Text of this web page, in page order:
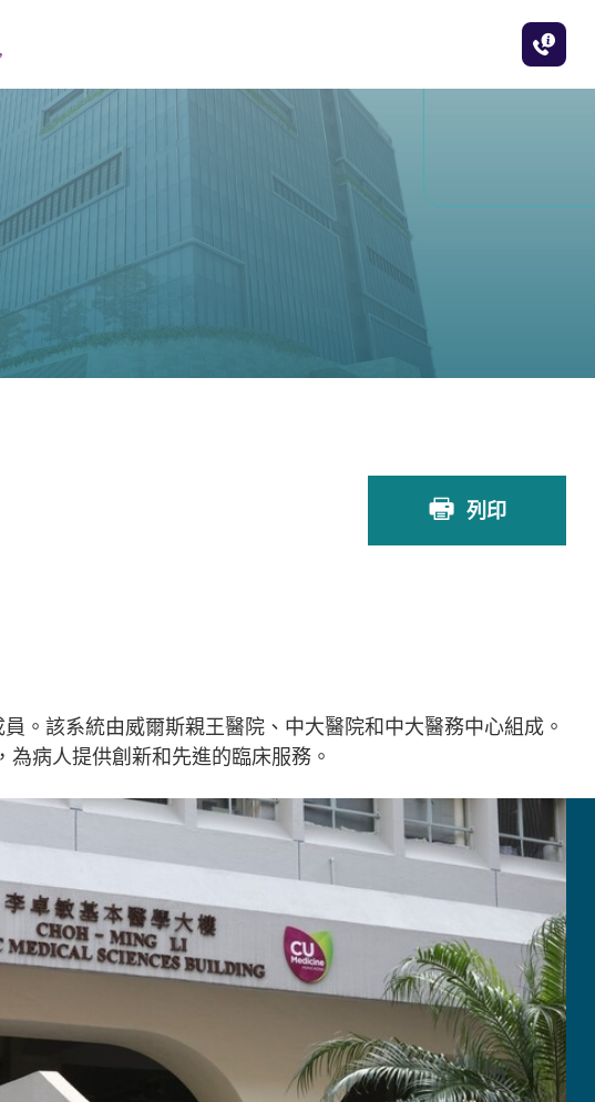
列印
。該系統由威爾斯親王醫院、中大醫院和中大醫務中心組成。
病人提供創新和先進的臨床服務。